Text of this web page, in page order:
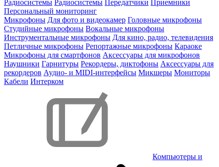
Радиосистемы Радиосистемы Передатчики Приемники
Персональный мониторинг
Микрофоны Для фото и видеокамер Головные микрофоны
Студийные микрофоны Вокальные микрофоны
Инструментальные микрофоны Для кино, радио, телевидения
Петличные микрофоны Репортажные микрофоны Караоке
Микрофоны для смартфонов Аксессуары для микрофонов
Наушники Гарнитуры Рекордеры, диктофоны Аксессуары для
рекордеров Аудио- и MIDI-интерфейсы Микшеры Мониторы
Кабели Интерком
Компьютеры и